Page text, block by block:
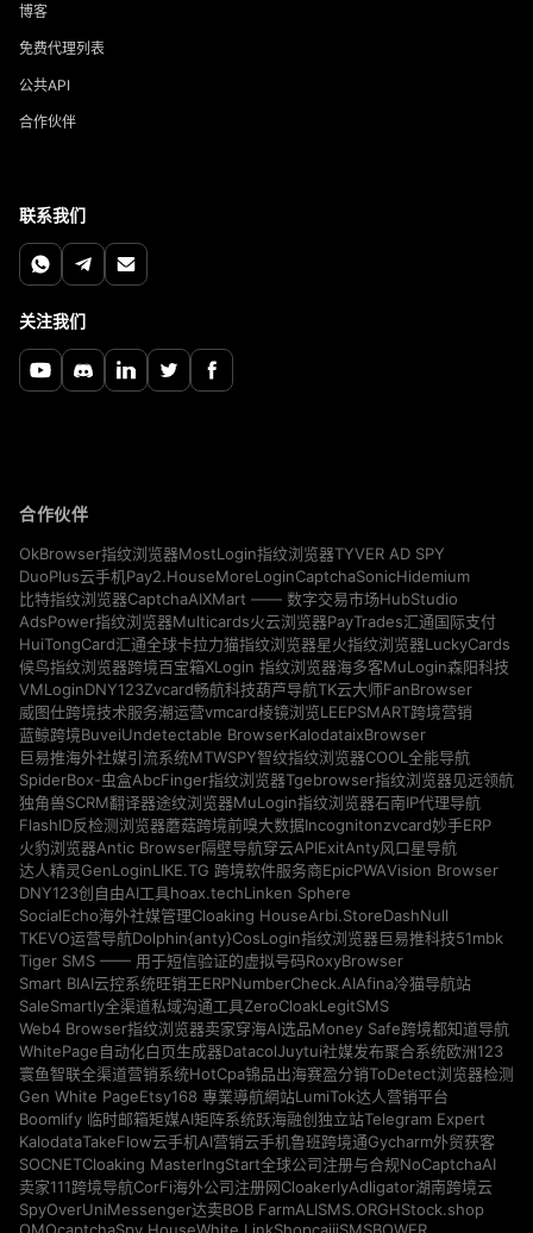
博客
免费代理列表
公共API
合作伙伴
联系我们
关注我们
合作伙伴
OkBrowser指纹浏览器MostLogin指纹浏览器TYVER AD SPY
DuoPlus云手机Pay2.HouseMoreLoginCaptchaSonicHidemium
比特指纹浏览器CaptchaAIXMart —— 数字交易市场HubStudio
AdsPower指纹浏览器Multicards火云浏览器PayTrades汇通国际支付
HuiTongCard汇通全球卡拉力猫指纹浏览器星火指纹浏览器LuckyCards
候鸟指纹浏览器跨境百宝箱XLogin 指纹浏览器海多客MuLogin森阳科技
VMLoginDNY123Zvcard畅航科技葫芦导航TK云大师FanBrowser
威图仕跨境技术服务潮运营vmcard棱镜浏览LEEPSMART跨境营销
蓝鲸跨境BuveiUndetectable BrowserKalodataixBrowser
巨易推海外社媒引流系统MTWSPY智纹指纹浏览器COOL全能导航
SpiderBox-虫盒AbcFinger指纹浏览器Tgebrowser指纹浏览器见远领航
独角兽SCRM翻译器途纹浏览器MuLogin指纹浏览器石南IP代理导航
FlashID反检测浏览器蘑菇跨境前嗅大数据Incognitonzvcard妙手ERP
火豹浏览器Antic Browser隔壁导航穿云APIExitAnty风口星导航
达人精灵GenLoginLIKE.TG 跨境软件服务商EpicPWAVision Browser
DNY123创自由AI工具hoax.techLinken Sphere
SocialEcho海外社媒管理Cloaking HouseArbi.StoreDashNull
TKEVO运营导航Dolphin{anty}CosLogin指纹浏览器巨易推科技51mbk
Tiger SMS —— 用于短信验证的虚拟号码RoxyBrowser
Smart BIAI云控系统旺销王ERPNumberCheck.AIAfina冷猫导航站
SaleSmartly全渠道私域沟通工具ZeroCloakLegitSMS
Web4 Browser指纹浏览器卖家穿海AI选品Money Safe跨境都知道导航
WhitePage自动化白页生成器DatacolJuytui社媒发布聚合系统欧洲123
寰鱼智联全渠道营销系统HotCpa锦品出海赛盈分销ToDetect浏览器检测
Gen White PageEtsy168 專業導航網站LumiTok达人营销平台
Boomlify 临时邮箱矩媒AI矩阵系统跃海融创独立站Telegram Expert
KalodataTakeFlow云手机AI营销云手机鲁班跨境通Gycharm外贸获客
SOCNETCloaking MasterIngStart全球公司注册与合规NoCaptchaAI
卖家111跨境导航CorFi海外公司注册网CloakerlyAdligator湖南跨境云
SpyOverUniMessenger达卖BOB FarmALISMS.ORGHStock.shop